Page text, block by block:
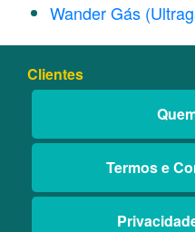
Wander Gás
Clientes
Termos e